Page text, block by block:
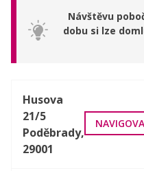
Návštěvu
dobu si lze
Husova
21/5
Poděbrady,
29001